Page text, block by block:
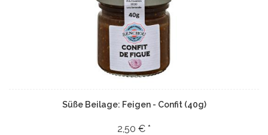
Süße Beilage: Feigen - Confit (40g)
2,50 € *